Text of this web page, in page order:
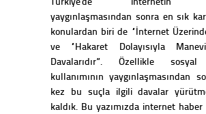
yaygınlaşmasından sonra en sık
konulardan biri de “İnternet
ve “Hakaret Dolayısıyla
Davalarıdır”. Özellikle sosyal
kullanımının yaygınlaşmasından
kez bu suçla ilgili davalar
kaldık. Bu yazımızda internet